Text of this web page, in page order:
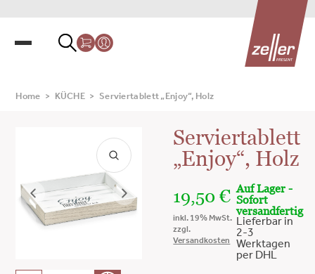
Home > KÜCHE > Serviertablett „Enjoy“, Holz
Serviertablett
„Enjoy“, Holz
19,50€
inkl. 19% MwSt.
zzgl.
Versandkosten
Auf Lager -
Sofort
versandfertig
Lieferbar in
2-3
Werktagen
per DHL